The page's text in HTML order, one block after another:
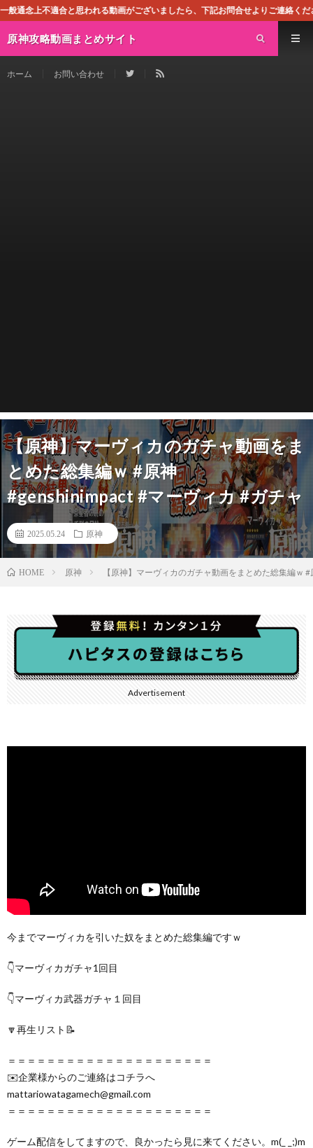
動画がございましたら、下記お問合せよりご連絡ください。即刻対処させ
原神攻略動画まとめサイト
ホーム お問い合わせ
【原神】マーヴィカのガチャ動画をま
とめた総集編ｗ #原神
#genshinimpact #マーヴィカ #ガチャ
2025.05.24 原神
HOME 原神 【原神】マーヴィカのガチャ動画をまとめた総集編ｗ
Advertisement
今までマーヴィカを引いた奴をまとめた総集編ですｗ
👇️マーヴィカガチャ1回目
👇️マーヴィカ武器ガチャ１回目
🔽再生リスト📝
＝＝＝＝＝＝＝＝＝＝＝＝＝＝＝＝＝＝＝＝＝
✉️企業様からのご連絡はコチラへ
mattariowatagamech@gmail.com
＝＝＝＝＝＝＝＝＝＝＝＝＝＝＝＝＝＝＝＝＝
ゲーム配信をしてますので、良かったら見に来てください。m(_ _;)m